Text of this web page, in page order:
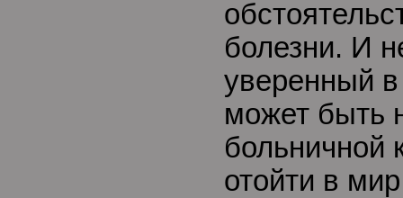
болезни. И
уверенный
может быть
больничной
отойти в